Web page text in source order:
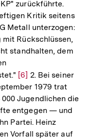
zurückführte.
Kritik seitens
Metall unterzogen:
Rückschlüssen,
standhalten, dem
Zur
Auflösung
der
Fußnote
[6] 2. Bei seiner
1979 trat
Jugendlichen die
entgegen — und
Partei. Heinz
Vorfall später auf